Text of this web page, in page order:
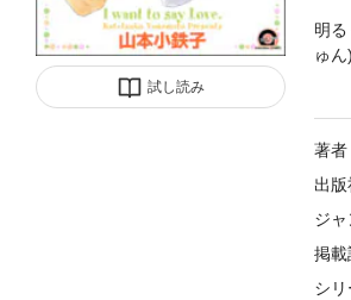
試し読み
明
ゅ
ひ
著者
出版
ジ
掲載
シ